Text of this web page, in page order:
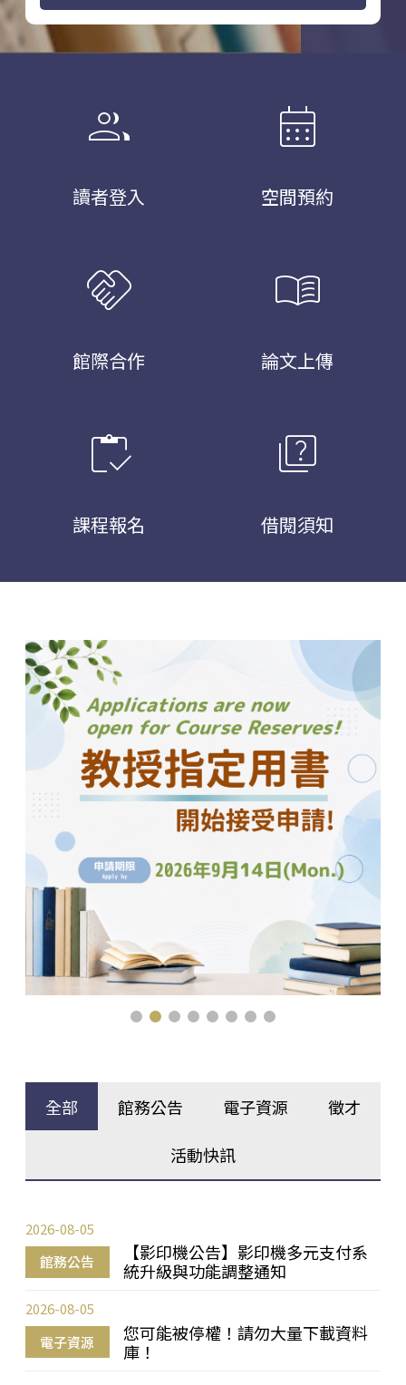
group
讀者登入
calendar_month
空間預約
handshake
館際合作
menu_book
論文上傳
inventory
課程報名
quiz
借閱須知
全部 館務公告 電子資源 徵才
活動快訊
館務公告
【影印機公告】影印機多元支付系
統升級與功能調整通知
2026-08-05
電子資源
您可能被停權！請勿大量下載資料
庫！
2026-08-05